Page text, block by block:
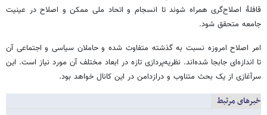
قافلهٔ اصلاح‌گری همراه شوند تا انسجام و اتحاد ملی ممکن و اصلاح در عینیت
جامعه متحقق شود.
امر اصلاح امروزه نسبت به گذشته متفاوت شده و حاملان سیاسی و اجتماعی آن
تا اندازه‌ای جابجا شده‌اند. نظریه‌پردازی تازه در ابعاد مختلف آن مورد نیاز است. این
سرآغازی از یک بحث متناوب و درازدامن در این کانال خواهد بود.
خبرهای مرتبط